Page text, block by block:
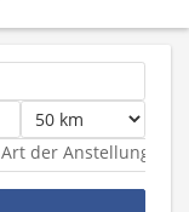
Art der Anstellung